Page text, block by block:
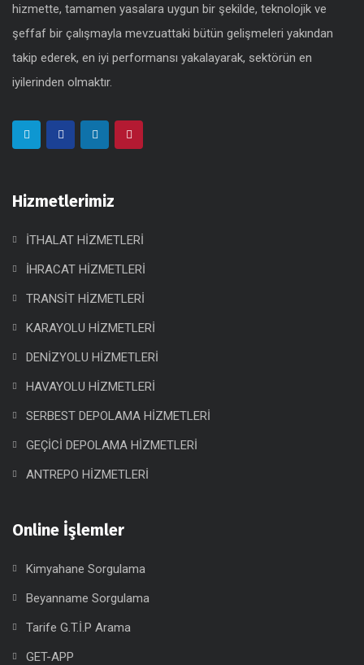
hizmette, tamamen yasalara uygun bir şekilde, teknolojik ve
şeffaf bir çalışmayla mevzuattaki bütün gelişmeleri yakından
takip ederek, en iyi performansı yakalayarak, sektörün en
iyilerinden olmaktır.
Hizmetlerimiz
İTHALAT HİZMETLERİ
İHRACAT HİZMETLERİ
TRANSİT HİZMETLERİ
KARAYOLU HİZMETLERİ
DENİZYOLU HİZMETLERİ
HAVAYOLU HİZMETLERİ
SERBEST DEPOLAMA HİZMETLERİ
GEÇİCİ DEPOLAMA HİZMETLERİ
ANTREPO HİZMETLERİ
Online İşlemler
Kimyahane Sorgulama
Beyanname Sorgulama
Tarife G.T.İ.P Arama
GET-APP